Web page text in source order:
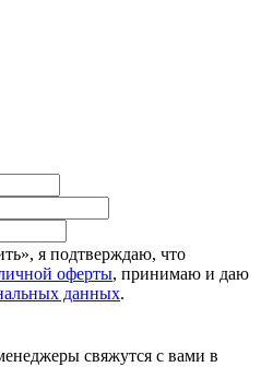
я подтверждаю, что
оферты, принимаю и даю
данных.
свяжутся с вами в